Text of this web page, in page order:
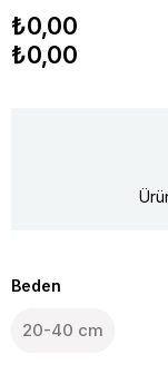
₺0,00
₺0,00
Beden
20-40 cm